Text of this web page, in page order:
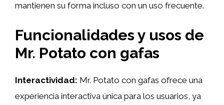
mantienen su forma incluso con un uso frecuente.
Funcionalidades y usos de
Mr. Potato con gafas
Interactividad: Mr. Potato con gafas ofrece una
experiencia interactiva única para los usuarios, ya